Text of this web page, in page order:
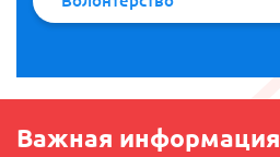
Важная информация